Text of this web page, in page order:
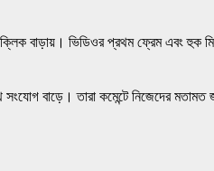
বাড়ায়। ভিডিওর প্রথম ফ্রেম এবং
বাড়ে। তারা কমেন্টে নিজেদের